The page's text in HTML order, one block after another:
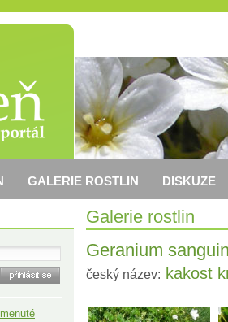
Galerie rostlin
Geranium
český název: kakost
GALERIE ROSTLIN DISKUZE